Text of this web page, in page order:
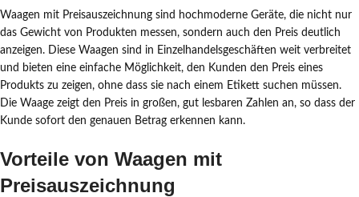
Waagen mit Preisauszeichnung sind hochmoderne Geräte, die nicht nur
das Gewicht von Produkten messen, sondern auch den Preis deutlich
anzeigen. Diese Waagen sind in Einzelhandelsgeschäften weit verbreitet
und bieten eine einfache Möglichkeit, den Kunden den Preis eines
Produkts zu zeigen, ohne dass sie nach einem Etikett suchen müssen.
Die Waage zeigt den Preis in großen, gut lesbaren Zahlen an, so dass der
Kunde sofort den genauen Betrag erkennen kann.
Vorteile von Waagen mit
Preisauszeichnung